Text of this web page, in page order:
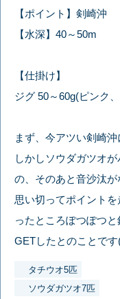
【ポイント】剣崎沖
【水深】40～50m
【仕掛け】
ジグ 50～60g(ピンク
まず、今アツい剣崎沖
しかしソウダガツオ
の、そのあと音沙汰
思い切ってポイント
ったところぽつぽつ
GETしたとのことで
タチウオ5匹
ソウダガツオ7匹